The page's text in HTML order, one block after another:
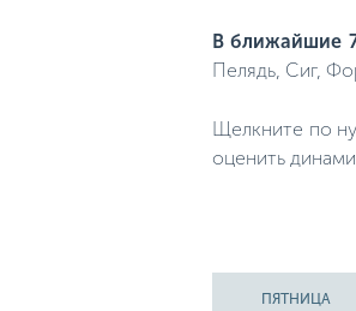
В ближайшие
Пелядь, Сиг,
Щелкните по
оценить
ПЯТНИЦА